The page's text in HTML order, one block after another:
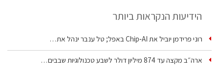
הידיעות הנקראות ביותר
רוני פרידמן יוביל את Chip‑AI באפל; טל ענבר ינהל את…
ארה״ב מקצה עד 874 מיליון דולר לשבע טכנולוגיות שבבים…